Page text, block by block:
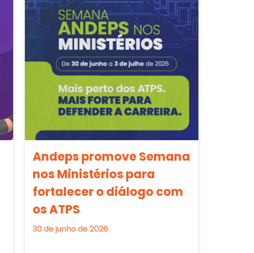
Andeps promove Semana
nos Ministérios para
fortalecer o diálogo com
os ATPS
30 de junho de 2026